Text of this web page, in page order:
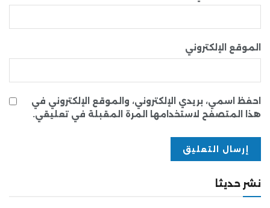
الموقع الإلكتروني
احفظ اسمي، بريدي الإلكتروني، والموقع الإلكتروني في
هذا المتصفح لاستخدامها المرة المقبلة في تعليقي.
نشر حديثا